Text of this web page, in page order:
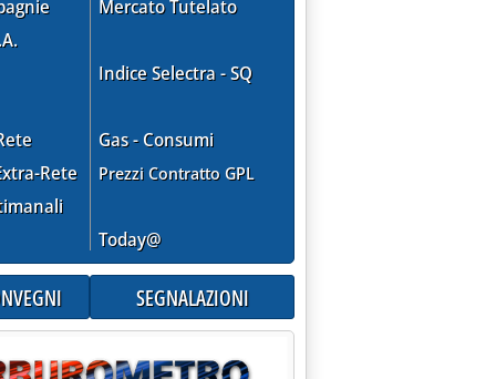
Rete
Mercato Tutelato
Indice Selectra - SQ
Gas - Consumi
Prezzi Contratto GPL
Today@
SEGNALAZIONI